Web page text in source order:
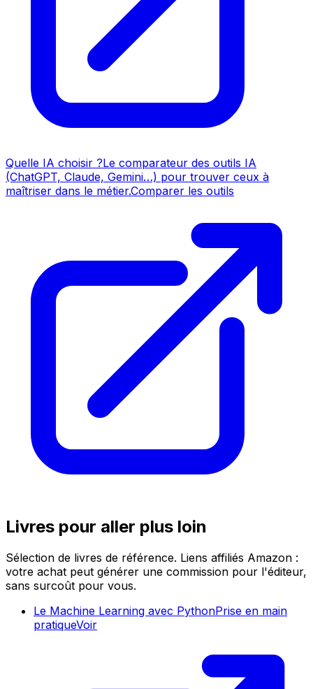
Quelle IA choisir ?Le comparateur des outils IA
(ChatGPT, Claude, Gemini…) pour trouver ceux à
maîtriser dans le métier.Comparer les outils
Livres pour aller plus loin
Sélection de livres de référence. Liens affiliés Amazon :
votre achat peut générer une commission pour l'éditeur,
sans surcoût pour vous.
Le Machine Learning avec PythonPrise en main
pratiqueVoir